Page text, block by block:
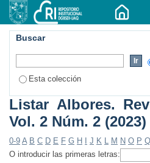
Buscar
Esta colección
Listar Albores.
Vol. 2 Núm. 2
0-9 A B C D E F G H J K L M N O P Q
O introducir las primeras letras: